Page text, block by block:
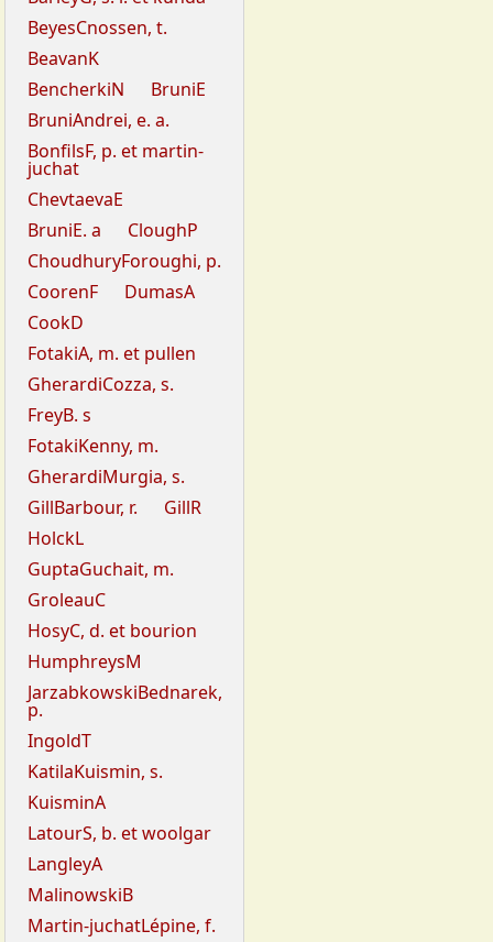
BeyesCnossen, t.
BeavanK
BencherkiN
BruniE
BruniAndrei, e. a.
BonfilsF, p. et martin-
juchat
ChevtaevaE
BruniE. a
CloughP
ChoudhuryForoughi, p.
CoorenF
DumasA
CookD
FotakiA, m. et pullen
GherardiCozza, s.
FreyB. s
FotakiKenny, m.
GherardiMurgia, s.
GillBarbour, r.
GillR
HolckL
GuptaGuchait, m.
GroleauC
HosyC, d. et bourion
HumphreysM
JarzabkowskiBednarek,
p.
IngoldT
KatilaKuismin, s.
KuisminA
LatourS, b. et woolgar
LangleyA
MalinowskiB
Martin-juchatLépine, f.